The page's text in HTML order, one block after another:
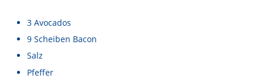
Nachhaltigkeitsbericht
3 Avocados
9 Scheiben Bacon
Salz
Pfeffer